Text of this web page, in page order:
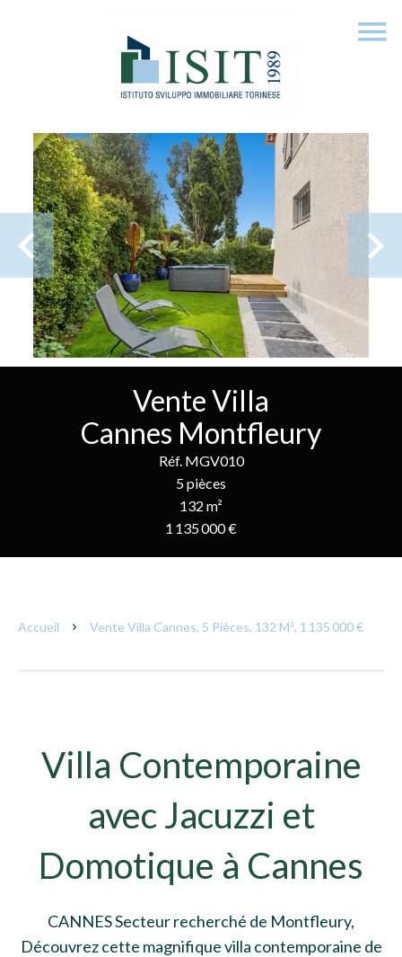
Vente Villa
Cannes Montfleury
Réf. MGV010
5 pièces
132 m²
1 135 000 €
Accueil Vente Villa Cannes, 5 Pièces, 132 M², 1 135 000 €
Villa Contemporaine
avec Jacuzzi et
Domotique à Cannes
CANNES Secteur recherché de Montfleury,
Découvrez cette magnifique villa contemporaine de